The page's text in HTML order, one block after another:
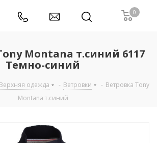
0
Montana т.синий 6117
Темно-синий
Верхняя одежда - Ветровки - Ветровка Tony
Montana т.синий